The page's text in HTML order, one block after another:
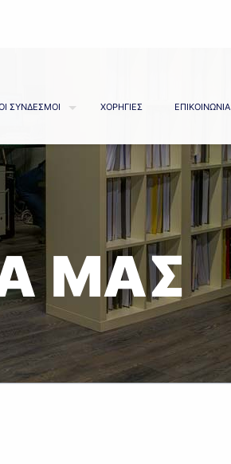
ΣΥΝΔΕΣΜΟΙ ΧΟΡΗΓΙΕΣ ΕΠΙΚΟΙΝΩΝΙΑ
ΜΑΣ